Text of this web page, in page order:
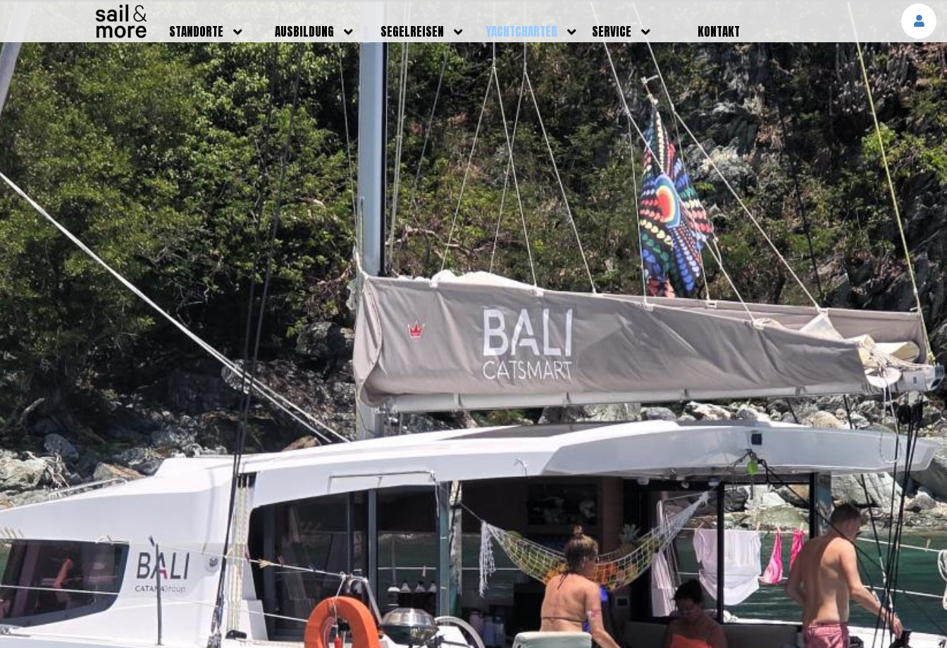
STANDORTE
DEUTSCHLAND
BADEN BADEN
BRUCHSAL
GRIESHEIM /
DARMSTADT
HAMBURG
HEIDELBERG
KARLSRUHE
KÖLN
PFORZHEIM
RHEINSTETTEN
SWR BADEN BADEN
STUTTGART
AUSBILDUNG
BOOTSFÜHRERSCHEINE
FUNKSCHEINE
SEENOTSIGNALMITTEL
WEITERBILDUNG
AUSBILDUNGSBOOTE
PREISE
KURSTERMINE
PRÜFUNGSTERMINE
ONLINEKURS
FAQ
SEGELREISEN
AKTUELLE REISEN
BILDER REISEN
SKIPPER
FAQ
YACHTCHARTER
EIGENE YACHTEN
BELEGUNGSPLAN EIGENE
YACHTEN
WELTWEITE
YACHTCHARTER
REVIERINFOS
FAQ
SERVICE
LEISTUNGEN
TEAM
VIDEOS
NEWSLETTER
BLOG
ERFOLGSMELDUNGEN
KONTAKT